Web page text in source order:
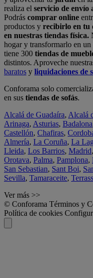
realiza el servicio de envío
Podrás comprar online
productos y recibirlo en tu
en nuestras tiendas física.
hogar y transformarlo en
tiene 300 tiendas de
distintos. Aproveche
baratos y liquidaciones de
Conforama solo
en sus tiendas de sofás.
Alcalá de Guadaíra, Alcalá
Arinaga, Asturias, Badalona
Castellón, Chafiras,
Almería, La Coruña, La
Lleida, Los Barrios, Madrid,
Orotava, Palma, Pamplona,
San Sebastian, Sant Boi,
Sevilla, Tamaraceite,
Ver más >>
© Conforama Términos y
Política de cookies